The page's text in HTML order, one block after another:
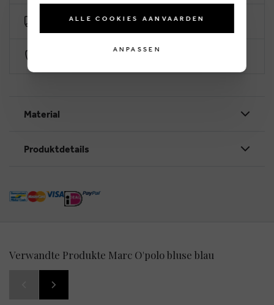
Kostenlose Lieferung ab €50 (2-4 Arbeitstage)
Material
Produktdetails
Verwandte Produkte Marc O'polo bluse blau
ALLE COOKIES AANVAARDEN
ANPASSEN